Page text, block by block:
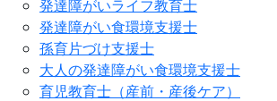
発達障がいライフ教育士
発達障がい食環境支援士
孫育片づけ支援士
大人の発達障がい食環境支援士
育児教育士（産前・産後ケア）